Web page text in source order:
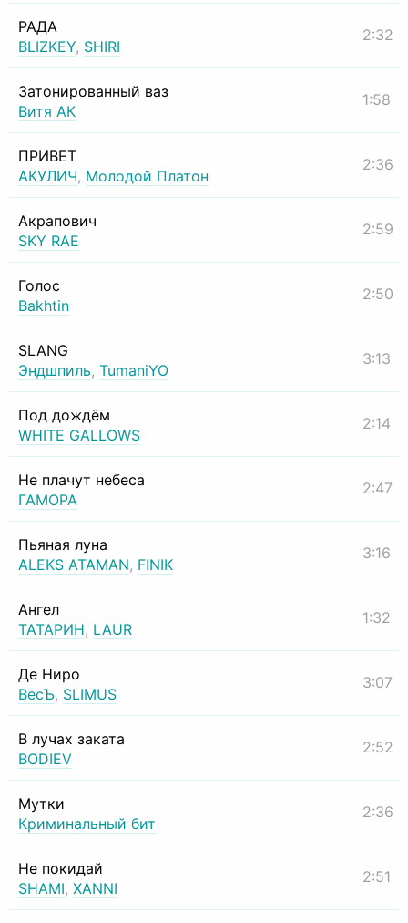
РАДА
BLIZKEY, SHIRI
2:32
Затонированный ваз
Витя АК
1:58
ПРИВЕТ
АКУЛИЧ, Молодой Платон
2:36
Акрапович
SKY RAE
2:59
Голос
Bakhtin
2:50
SLANG
Эндшпиль, TumaniYO
3:13
Под дождём
WHITE GALLOWS
2:14
Не плачут небеса
ГАМОРА
2:47
Пьяная луна
ALEKS ATAMAN, FINIK
3:16
Ангел
ТАТАРИН, LAUR
1:32
Де Ниро
ВесЪ, SLIMUS
3:07
В лучах заката
BODIEV
2:52
Мутки
Криминальный бит
2:36
Не покидай
SHAMI, XANNI
2:51